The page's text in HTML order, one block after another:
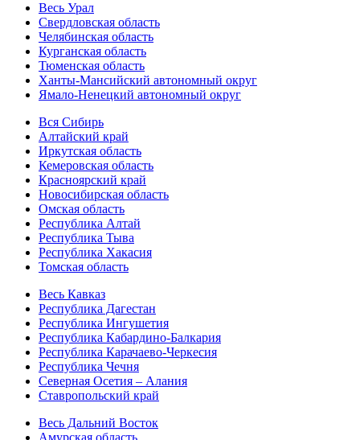
Весь Урал
Свердловская область
Челябинская область
Курганская область
Тюменская область
Ханты-Мансийский автономный округ
Ямало-Ненецкий автономный округ
Вся Сибирь
Алтайский край
Иркутская область
Кемеровская область
Красноярский край
Новосибирская область
Омская область
Республика Алтай
Республика Тыва
Республика Хакасия
Томская область
Весь Кавказ
Республика Дагестан
Республика Ингушетия
Республика Кабардино-Балкария
Республика Карачаево-Черкесия
Республика Чечня
Северная Осетия – Алания
Ставропольский край
Весь Дальний Восток
Амурская область